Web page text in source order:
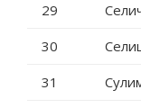
29
30
31